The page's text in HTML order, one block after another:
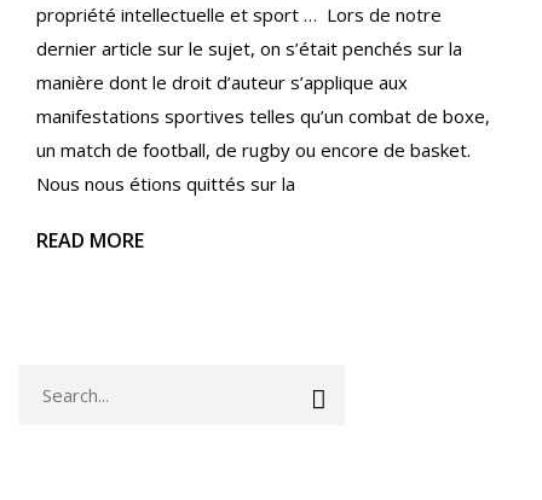
propriété intellectuelle et sport … Lors de notre
dernier article sur le sujet, on s’était penchés sur la
manière dont le droit d’auteur s’applique aux
manifestations sportives telles qu’un combat de boxe,
un match de football, de rugby ou encore de basket.
Nous nous étions quittés sur la
READ MORE